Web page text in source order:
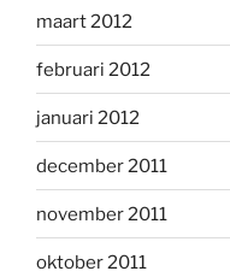
maart 2012
februari 2012
januari 2012
december 2011
november 2011
oktober 2011